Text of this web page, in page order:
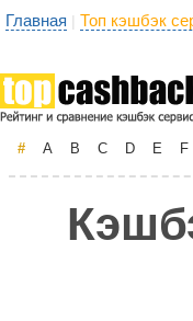
Главная | Топ кэшбэк
# A B C D E F